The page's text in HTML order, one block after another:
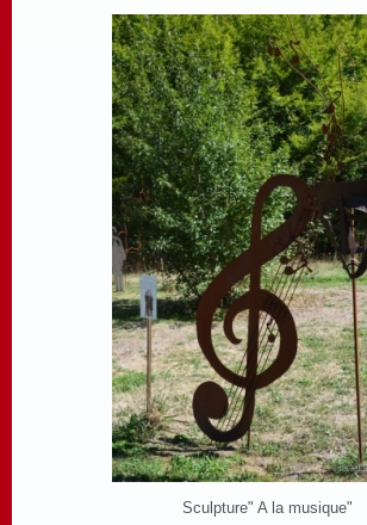
Sculpture" A la musique"